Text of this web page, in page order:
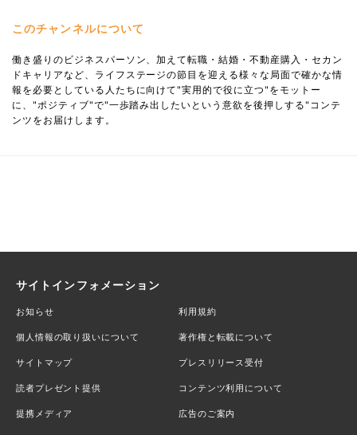
このチャンネルについて
働き盛りのビジネスパーソン、加えて転職・結婚・不動産購入・セカン
ドキャリアなど、ライフステージの節目を迎える様々な局面で確かな情
報を必要としている人たちに向けて"実用的で役に立つ"をモットー
に、"ポジティブ"で"一歩踏み出したいという意欲を後押しする"コンテ
ンツをお届けします。
サイトインフォメーション
お知らせ 利用規約
個人情報の取り扱いについて 著作権と転載について
サイトマップ プレスリリース受付
読者プレゼント提供 コンテンツ利用について
提携メディア 広告のご案内